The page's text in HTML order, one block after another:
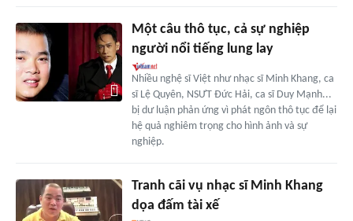
Một câu thô tục, cả sự nghiệp
người nổi tiếng lung lay
Nhiều nghệ sĩ Việt như nhạc sĩ Minh Khang, ca
sĩ Lệ Quyên, NSƯT Đức Hải, ca sĩ Duy Mạnh...
bị dư luận phản ứng vì phát ngôn thô tục để lại
hệ quả nghiêm trọng cho hình ảnh và sự
nghiệp.
Tranh cãi vụ nhạc sĩ Minh Khang
dọa đấm tài xế